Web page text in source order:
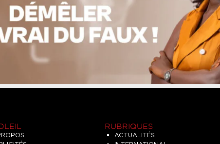
RUBRIQUES
ACTUALITÉS